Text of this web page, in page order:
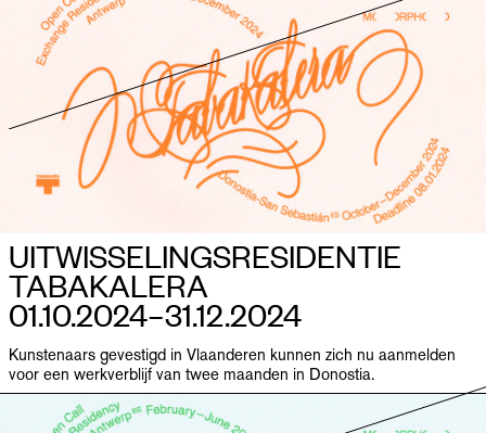
UITWISSELINGS­RESIDENTIE
TABAKALERA
01.10.2024–​31.12.2024
Kunstenaars gevestigd in Vlaanderen kunnen zich nu aanmelden
voor een werkverblijf van twee maanden in Donostia.